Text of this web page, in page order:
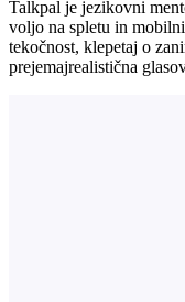
Talkpal je jezikovni
voljo na spletu in
tekočnost, klepetaj o
prejemajrealistična